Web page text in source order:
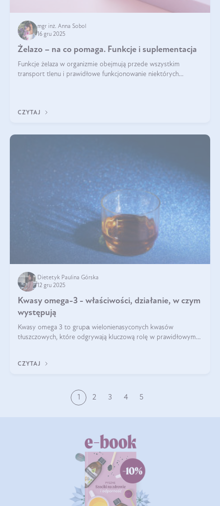
mgr inż. Anna Sobol
16 gru 2025
Żelazo – na co pomaga. Funkcje i suplementacja
Funkcje żelaza w organizmie obejmują przede wszystkim
transport tlenu i prawidłowe funkcjonowanie niektórych
CZYTAJ
Dietetyk Paulina Górska
12 gru 2025
Kwasy omega-3 - właściwości, działanie, w czym
występują
Kwasy omega 3 to grupа wielonienasyconych kwasów
tłuszczowych, które odgrywają kluczową rolę w prawidłowym
CZYTAJ
1 2 3 4 5